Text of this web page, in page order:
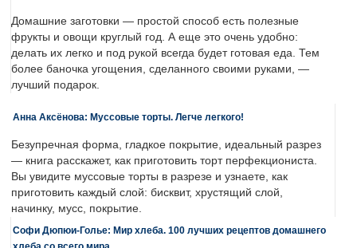
Домашние заготовки — простой способ есть полезные
фрукты и овощи круглый год. А еще это очень удобно:
делать их легко и под рукой всегда будет готовая еда. Тем
более баночка угощения, сделанного своими руками, —
лучший подарок.
Анна Аксёнова: Муссовые торты. Легче легкого!
Безупречная форма, гладкое покрытие, идеальный разрез
— книга расскажет, как приготовить торт перфекциониста.
Вы увидите муссовые торты в разрезе и узнаете, как
приготовить каждый слой: бисквит, хрустящий слой,
начинку, мусс, покрытие.
Софи Дюпюи-Голье: Мир хлеба. 100 лучших рецептов домашнего